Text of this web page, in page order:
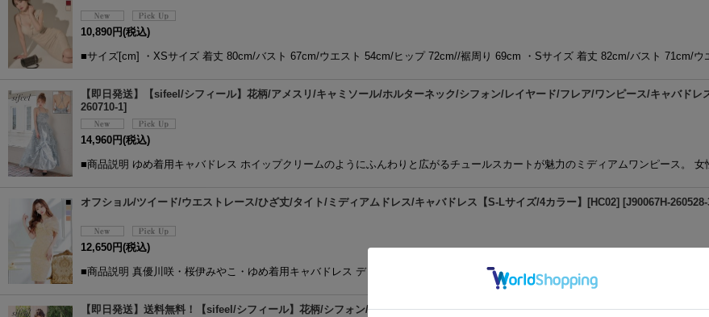
10,890 円(税込)
■サイズ[cm] ・XSサイズ 着丈 80cm/バスト 67cm/ウエスト 54cm/ヒップ 72cm//裾周り 69cm ・Sサイズ 着丈 82cm/バスト 71cm/
【即日発送】【sifeel/シフィール】花柄/アメスリ/キャミソール/ホルターネック/シフォン/レイヤード/フレア/ワンピース/キャバド
260710-1]
14,960円(税込)
■商品説明 ゆめ着用キャバドレス ホイップクリームのようにふんわりと広がるチュールスカートが魅力のミディアムワンピース。
オフショル/ツイード/ウエストレース/ひざ丈/タイト/ミディアムドレス/キャバドレス【S-Lサイズ/4カラー】[HC02] [J90067H-
12,650 円(税込)
■商品説明 真優川咲・桜伊みやこ・ゆめ着用キャバドレス デコルテを美しく魅せる大胆なオフショルデザインが目を引くツイード
【即日発送】送料無料！【sifeel/シフィール】花柄/シフォン/キャミソール/フレア/谷間見せ/ロング/ワンピース/キャバドレス【XS-